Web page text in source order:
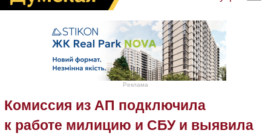
Реклама
Комиссия из АП подключила
к работе милицию и СБУ и выявила